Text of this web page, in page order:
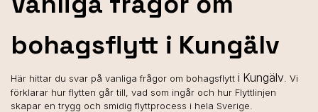
bohagsflytt i Kungälv
Här hittar du svar på vanliga frågor om bohagsflytt i Kungälv . Vi
förklarar hur flytten går till, vad som ingår och hur Flyttlinjen
skapar en trygg och smidig flyttprocess i hela Sverige.